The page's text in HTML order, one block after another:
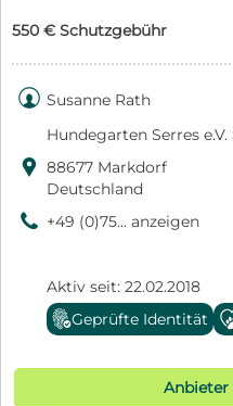
550 € Schutzgebühr
 Susanne Rath
Hundegarten Serres e.V.
 88677 Markdorf
Deutschland
9 +49 (0)75... anzeigen
Aktiv seit: 22.02.2018
Geprüfte Identität